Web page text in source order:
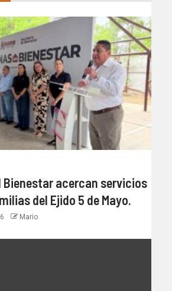
Bienestar acercan servicios
del Ejido 5 de Mayo.
Mario